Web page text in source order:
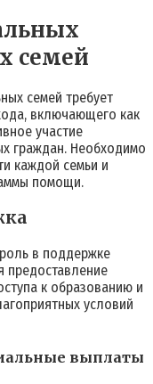
семей
семей требует
включающего как
участие
граждан. Необходимо
каждой семьи и
помощи.
в поддержке
предоставление
к образованию и
условий
выплаты